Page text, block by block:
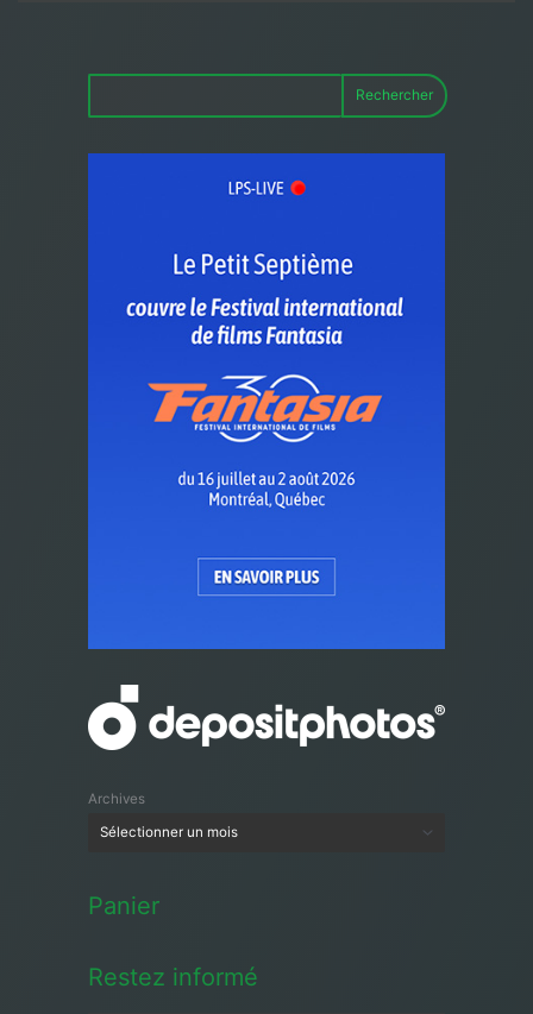
Rechercher
Archives
Panier
Restez informé